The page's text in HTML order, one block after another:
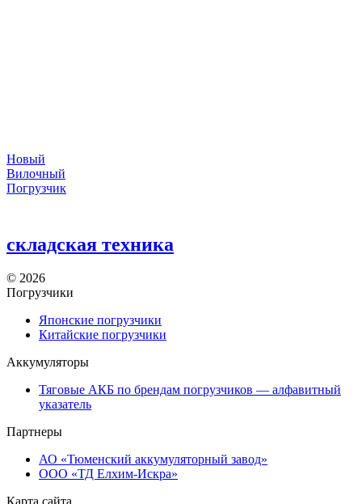
Новый
Вилочный
Погрузчик
складская техника
© 2026
Погрузчики
Японские погрузчики
Китайские погрузчики
Аккумуляторы
Тяговые АКБ по брендам погрузчиков — алфавитный
указатель
Партнеры
АО «Тюменский аккумуляторный завод»
ООО «ТД Елхим-Искра»